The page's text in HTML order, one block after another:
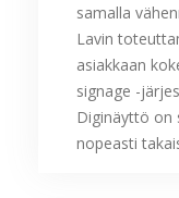
samalla
Lavin
asiakkaan
signage -
Diginäyttö on
nopeasti